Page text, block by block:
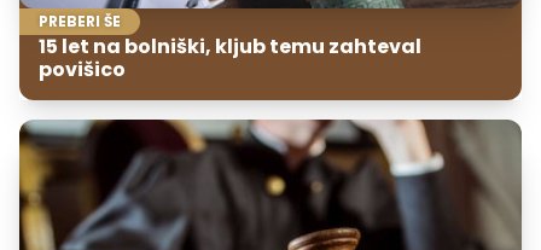
PREBERI ŠE
15 let na bolniški, kljub temu zahteval
povišico